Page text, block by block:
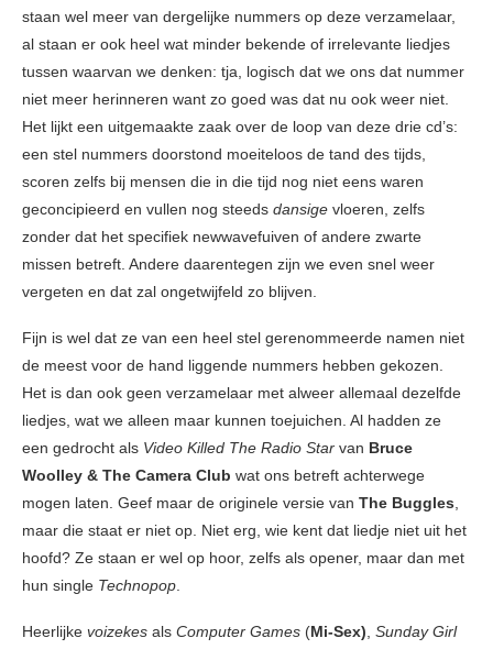
staan wel meer van dergelijke nummers op deze verzamelaar,
al staan er ook heel wat minder bekende of irrelevante liedjes
tussen waarvan we denken: tja, logisch dat we ons dat nummer
niet meer herinneren want zo goed was dat nu ook weer niet.
Het lijkt een uitgemaakte zaak over de loop van deze drie cd’s:
een stel nummers doorstond moeiteloos de tand des tijds,
scoren zelfs bij mensen die in die tijd nog niet eens waren
geconcipieerd en vullen nog steeds dansige vloeren, zelfs
zonder dat het specifiek newwavefuiven of andere zwarte
missen betreft. Andere daarentegen zijn we even snel weer
vergeten en dat zal ongetwijfeld zo blijven.
Fijn is wel dat ze van een heel stel gerenommeerde namen niet
de meest voor de hand liggende nummers hebben gekozen.
Het is dan ook geen verzamelaar met alweer allemaal dezelfde
liedjes, wat we alleen maar kunnen toejuichen. Al hadden ze
een gedrocht als Video Killed The Radio Star van Bruce
Woolley & The Camera Club wat ons betreft achterwege
mogen laten. Geef maar de originele versie van The Buggles,
maar die staat er niet op. Niet erg, wie kent dat liedje niet uit het
hoofd? Ze staan er wel op hoor, zelfs als opener, maar dan met
hun single Technopop.
Heerlijke voizekes als Computer Games (Mi-Sex), Sunday Girl